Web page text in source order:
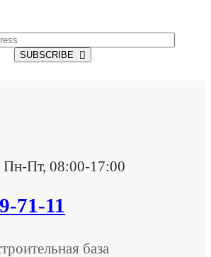
SUBSCRIBE
Пн-Пт, 08:00-17:00
71-11
база